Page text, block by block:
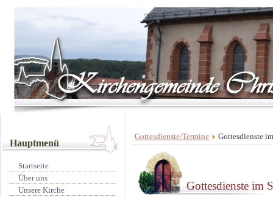
Hauptmenü
Startseite
Über uns
Unsere Kirche
Gottesdienste/Termine Gottesdienste
Gottesdienste im